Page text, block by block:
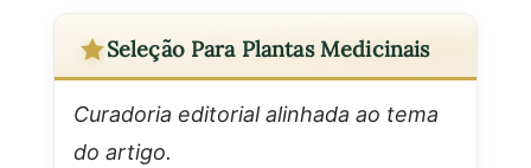
Seleção Para Plantas Medicinais
Curadoria editorial alinhada ao tema
do artigo.